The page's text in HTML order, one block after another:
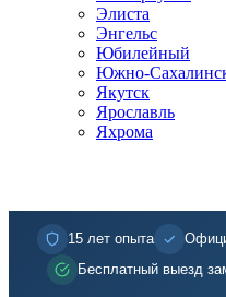
Элиста
Энгельс
Юбилейный
Южно-
Якутск
Ярославль
Яхрома
15 лет опыта
Бесплатный выезд